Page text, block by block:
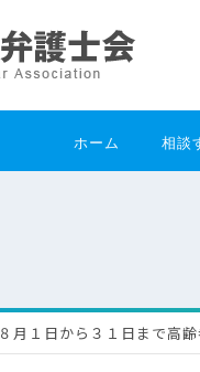
ホーム 相談
８月１日から３１日まで高